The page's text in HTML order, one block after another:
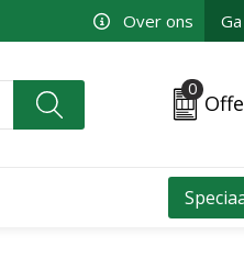
Over ons
0